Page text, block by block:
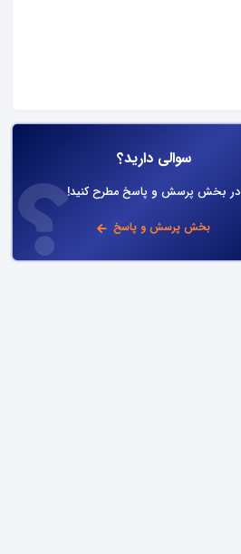
سوالی دارید؟
در بخش پرسش و پاسخ مطرح کنید!
بخش پرسش و پاسخ